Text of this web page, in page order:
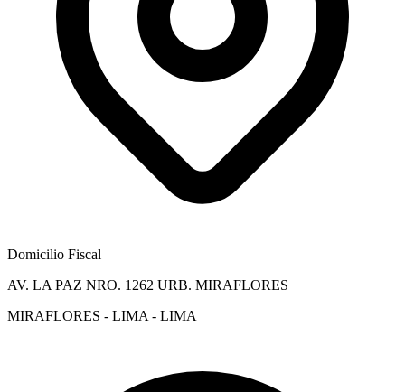
Domicilio Fiscal
AV. LA PAZ NRO. 1262 URB. MIRAFLORES
MIRAFLORES - LIMA - LIMA